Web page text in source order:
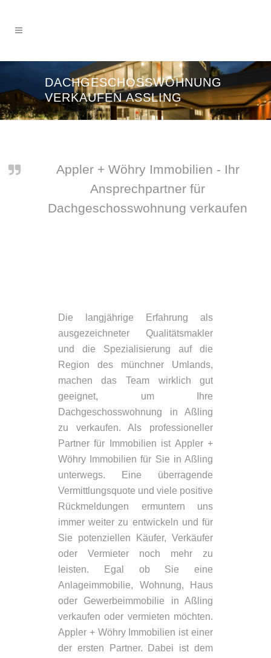
DACHGESCHOSSWOHNUNG
VERKAUFEN ASSLING
Appler + Wöhry Immobilien - Ihr
Ansprechpartner für
Dachgeschosswohnung verkaufen
Die langjährige Erfahrung als
ausgezeichneter Qualitätsmakler
und die Spezialisierung auf die
Region des münchner Umlands,
machen das Team wirklich gut
geeignet, um Ihre
Dachgeschosswohnung in Aßling
zu verkaufen. Als professioneller
Partner für Immobilien ist Appler +
Wöhry Immobilien für Sie in Aßling
unterwegs. Eine überragende
Vermittlungsquote und viele positive
Rückmeldungen ermuntern uns
immer weiter zu entwickeln und für
Sie potenziellen Käufer, Verkäufer
oder Vermieter noch mehr zu
leisten. Egal ob Sie eine
Anlageimmobilie, Wohnung, Haus
oder Gewerbeimmobilie in Aßling
verkaufen oder vermieten möchten.
Appler + Wöhry Immobilien ist einer
der ersten Partner. Dabei ist dem